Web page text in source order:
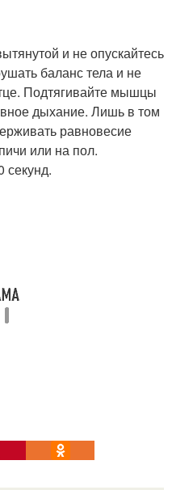
и не опускайтесь
баланс тела и не
Подтягивайте мышцы
дыхание. Лишь в том
равновесие
или на пол.
секунд.